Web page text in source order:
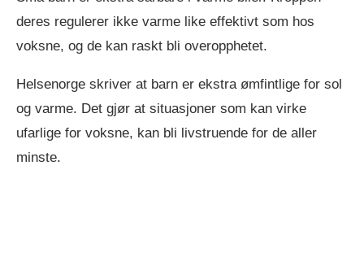
deres regulerer ikke varme like effektivt som hos
voksne, og de kan raskt bli overopphetet.
Helsenorge skriver at barn er ekstra ømfintlige for sol
og varme. Det gjør at situasjoner som kan virke
ufarlige for voksne, kan bli livstruende for de aller
minste.